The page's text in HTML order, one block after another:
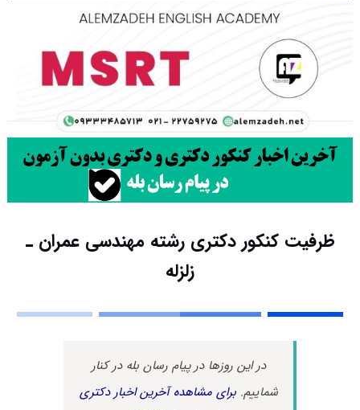
ظرفیت کنکور دکتری رشته ﻣﻬﻨﺪسی ﻋﻤﺮان ـ
زﻟﺰﻟﻪ
در این روزها در پیام رسان بله در کنار
شماییم.برای مشاهده آخرین اخبار دکتری